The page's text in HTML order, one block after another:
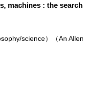
machines : the search
science）（An Allen